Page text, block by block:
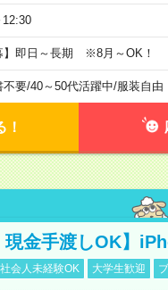
】即日～長期 ※8月～OK！
不要/40～50代活躍中/服装自由
！
現金手渡しOK】
社会人未経験OK 大学生歓迎